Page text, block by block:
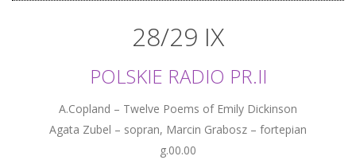
28/29 IX
POLSKIE RADIO PR.II
A.Copland – Twelve Poems of Emily Dickinson
Agata Zubel – sopran, Marcin Grabosz – fortepian
g.00.00